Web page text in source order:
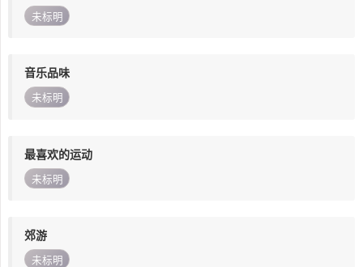
未标明
音乐品味
未标明
最喜欢的运动
未标明
郊游
未标明